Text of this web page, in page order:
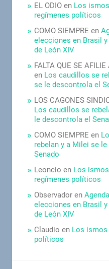
EL ODIO en Los
regímenes políticos
COMO SIEMPRE en
elecciones en Brasil y
de León XIV
FALTA QUE SE
en Los caudillos se
se le descontrola el
LOS CAGONES
Los caudillos se
le descontrola el
COMO SIEMPRE en
rebelan y a Milei se
Senado
Leoncio en Los
regímenes políticos
Observador en
elecciones en Brasil y
de León XIV
Claudio en Los ismos
políticos